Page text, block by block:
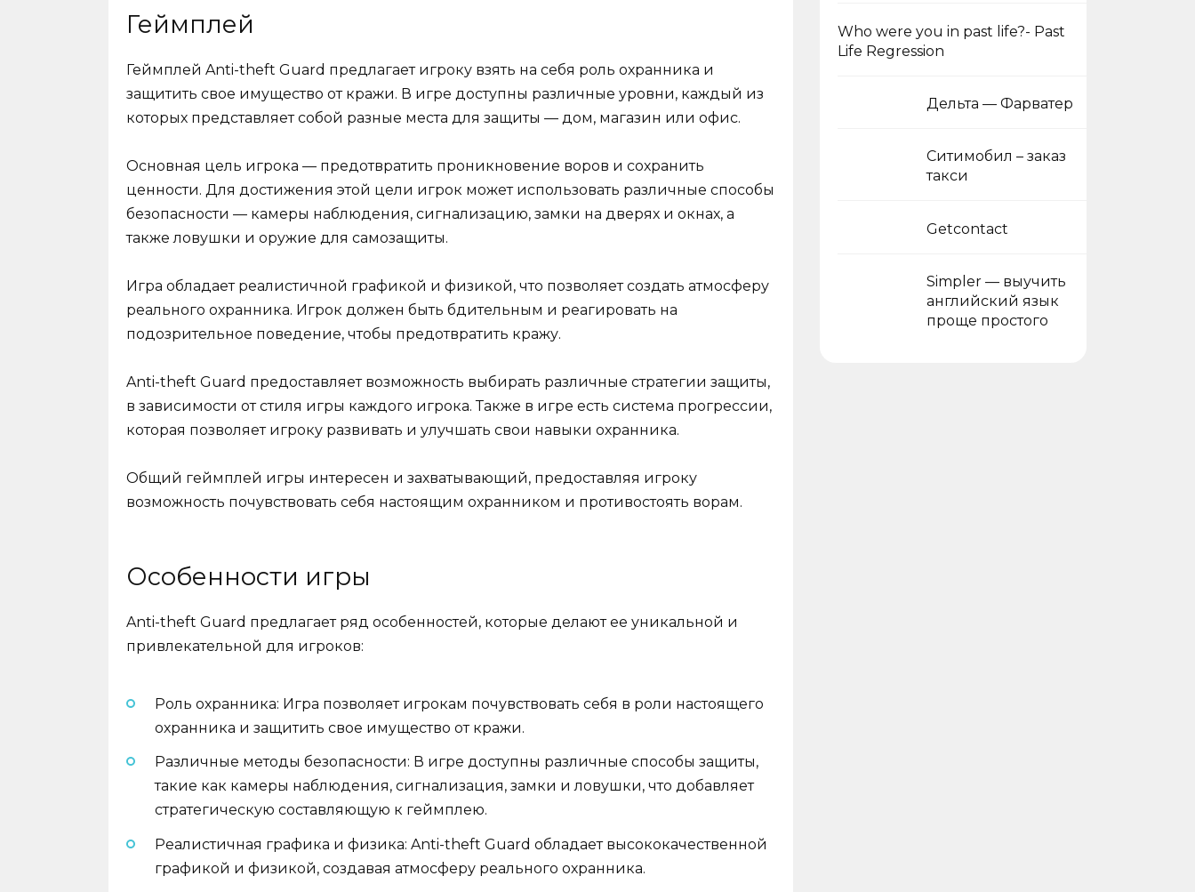
Геймплей
Геймплей Anti-theft Guard предлагает игроку взять на себя роль охранника и
защитить свое имущество от кражи. В игре доступны различные уровни, каждый из
которых представляет собой разные места для защиты — дом, магазин или офис.
Основная цель игрока — предотвратить проникновение воров и сохранить
ценности. Для достижения этой цели игрок может использовать различные способы
безопасности — камеры наблюдения, сигнализацию, замки на дверях и окнах, а
также ловушки и оружие для самозащиты.
Игра обладает реалистичной графикой и физикой, что позволяет создать атмосферу
реального охранника. Игрок должен быть бдительным и реагировать на
подозрительное поведение, чтобы предотвратить кражу.
Anti-theft Guard предоставляет возможность выбирать различные стратегии защиты,
в зависимости от стиля игры каждого игрока. Также в игре есть система прогрессии,
которая позволяет игроку развивать и улучшать свои навыки охранника.
Общий геймплей игры интересен и захватывающий, предоставляя игроку
возможность почувствовать себя настоящим охранником и противостоять ворам.
Особенности игры
Anti-theft Guard предлагает ряд особенностей, которые делают ее уникальной и
привлекательной для игроков:
Роль охранника: Игра позволяет игрокам почувствовать себя в роли настоящего
охранника и защитить свое имущество от кражи.
Различные методы безопасности: В игре доступны различные способы защиты,
такие как камеры наблюдения, сигнализация, замки и ловушки, что добавляет
стратегическую составляющую к геймплею.
Реалистичная графика и физика: Anti-theft Guard обладает высококачественной
графикой и физикой, создавая атмосферу реального охранника.
Who were you in past life?- Past
Life Regression
Дельта — Фарватер
Ситимобил – заказ
такси
Getcontact
Simpler — выучить
английский язык
проще простого